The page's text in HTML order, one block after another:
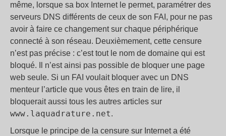
même, lorsque sa box Internet le permet, paramétrer des
serveurs DNS différents de ceux de son FAI, pour ne pas
avoir à faire ce changement sur chaque périphérique
connecté à son réseau. Deuxièmement, cette censure
n’est pas précise : c’est tout le nom de domaine qui est
bloqué. Il n’est ainsi pas possible de bloquer une page
web seule. Si un FAI voulait bloquer avec un DNS
menteur l’article que vous êtes en train de lire, il
bloquerait aussi tous les autres articles sur
www.laquadrature.net.
Lorsque le principe de la censure sur Internet a été